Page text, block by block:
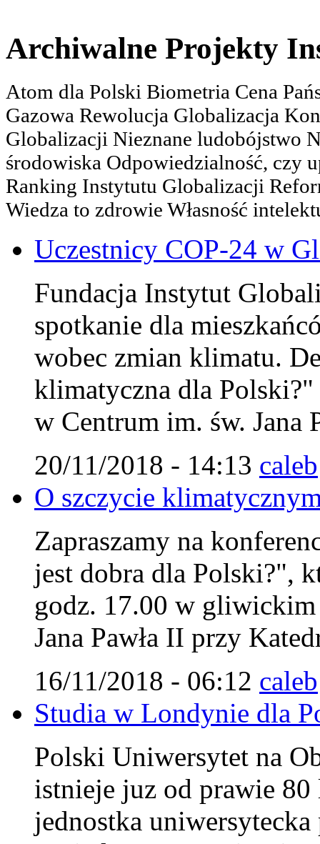
Archiwalne Projekty
Atom dla Polski Biometria Cena
Gazowa Rewolucja Globalizacja
Globalizacji Nieznane ludobójstwo
środowiska Odpowiedzialność, czy
Ranking Instytutu Globalizacji
Wiedza to zdrowie Własność
Uczestnicy COP-24 w
Fundacja Instytut
spotkanie dla
wobec zmian klimatu.
klimatyczna dla
w Centrum im. św. Jana
20/11/2018 - 14:13 caleb
O szczycie
Zapraszamy na
jest dobra dla Polski?",
godz. 17.00 w
Jana Pawła II przy
16/11/2018 - 06:12 caleb
Studia w Londynie dla
Polski Uniwersytet na
istnieje juz od prawie 80
jednostka